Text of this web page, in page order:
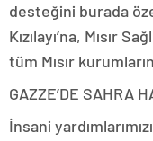
desteğini burada
Kızılayı’na, Mısır
tüm Mısır
GAZZE’DE SAHRA
İnsani